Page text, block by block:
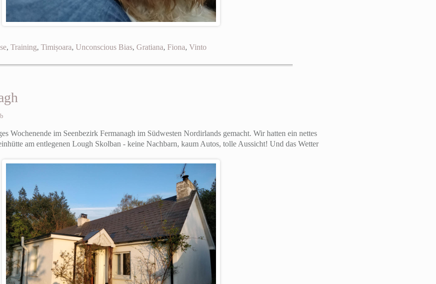
, Training, Timișoara, Unconscious Bias, Gratiana, Fiona, Vinto
Wochenende im Seenbezirk Fermanagh im Südwesten Nordirlands gemacht. Wir hatten ein nettes
am entlegenen Lough Skolban - keine Nachbarn, kaum Autos, tolle Aussicht! Und das Wetter